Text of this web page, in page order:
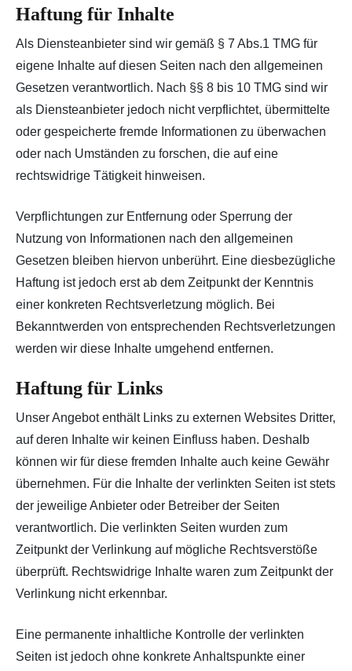
Haftung für Inhalte
Als Diensteanbieter sind wir gemäß § 7 Abs.1 TMG für
eigene Inhalte auf diesen Seiten nach den allgemeinen
Gesetzen verantwortlich. Nach §§ 8 bis 10 TMG sind wir
als Diensteanbieter jedoch nicht verpflichtet, übermittelte
oder gespeicherte fremde Informationen zu überwachen
oder nach Umständen zu forschen, die auf eine
rechtswidrige Tätigkeit hinweisen.
Verpflichtungen zur Entfernung oder Sperrung der
Nutzung von Informationen nach den allgemeinen
Gesetzen bleiben hiervon unberührt. Eine diesbezügliche
Haftung ist jedoch erst ab dem Zeitpunkt der Kenntnis
einer konkreten Rechtsverletzung möglich. Bei
Bekanntwerden von entsprechenden Rechtsverletzungen
werden wir diese Inhalte umgehend entfernen.
Haftung für Links
Unser Angebot enthält Links zu externen Websites Dritter,
auf deren Inhalte wir keinen Einfluss haben. Deshalb
können wir für diese fremden Inhalte auch keine Gewähr
übernehmen. Für die Inhalte der verlinkten Seiten ist stets
der jeweilige Anbieter oder Betreiber der Seiten
verantwortlich. Die verlinkten Seiten wurden zum
Zeitpunkt der Verlinkung auf mögliche Rechtsverstöße
überprüft. Rechtswidrige Inhalte waren zum Zeitpunkt der
Verlinkung nicht erkennbar.
Eine permanente inhaltliche Kontrolle der verlinkten
Seiten ist jedoch ohne konkrete Anhaltspunkte einer